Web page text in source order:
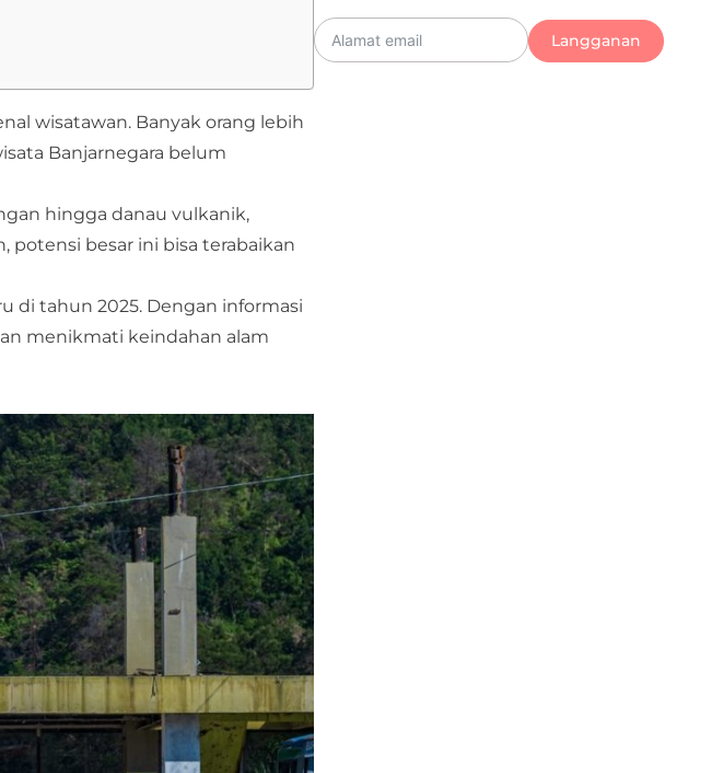
wisatawan. Banyak orang lebih
Banjarnegara belum
hingga danau vulkanik,
potensi besar ini bisa terabaikan
di tahun 2025. Dengan informasi
menikmati keindahan alam
Langganan